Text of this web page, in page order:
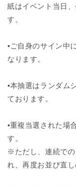
紙はイベント当日
す。
⦁ご自身のサイン中
なります。
⦁本抽選はランダム
ております。
⦁重複当選された場
す。
※ただし、連続で
れ、再度お並び直